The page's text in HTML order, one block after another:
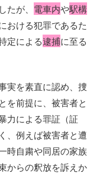
が、 電車内や駅構
おける犯罪であるた
定による逮捕に至る
実を素直に認め、捜
を前提に、被害者と
力による罪証（証
、例えば被害者と遭
時自粛や同居の家族
からの釈放を訴えか